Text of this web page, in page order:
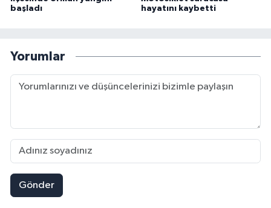
başladı
hayatını kaybetti
Yorumlar
Gönder